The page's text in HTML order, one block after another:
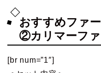
おすすめファ
②カリマーファ
[br num=”1″]